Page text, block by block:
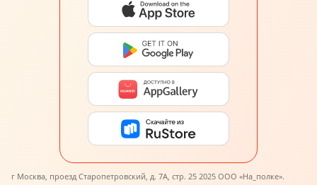
г Москва, проезд Старопетровский, д. 7А, стр. 25 2025 ООО «На_полке».